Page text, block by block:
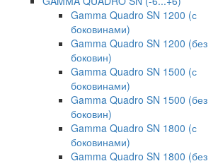
Gamma Quadro SN 1200 (с
боковинами)
Gamma Quadro SN 1200 (без
боковин)
Gamma Quadro SN 1500 (с
боковинами)
Gamma Quadro SN 1500 (без
боковин)
Gamma Quadro SN 1800 (с
боковинами)
Gamma Quadro SN 1800 (без